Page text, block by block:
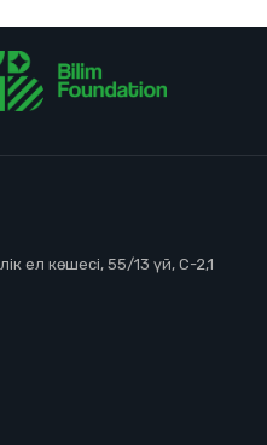
ел көшесі, 55/13 үй, С-2,1